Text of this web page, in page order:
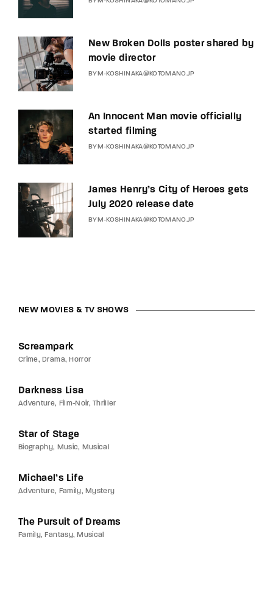
New Broken Dolls poster shared by
movie director
BYM-KOSHINAKA@KOTOMANO.JP
An Innocent Man movie officially
started filming
BYM-KOSHINAKA@KOTOMANO.JP
James Henry’s City of Heroes gets
July 2020 release date
BYM-KOSHINAKA@KOTOMANO.JP
NEW MOVIES & TV SHOWS
Screampark
Crime Drama Horror
Darkness Lisa
Adventure Film-Noir Thriller
Star of Stage
Biography Music Musical
Michael’s Life
Adventure Family Mystery
The Pursuit of Dreams
Family Fantasy Musical